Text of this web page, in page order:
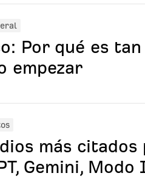
Por qué es tan
empezar
más
Gemini, Modo